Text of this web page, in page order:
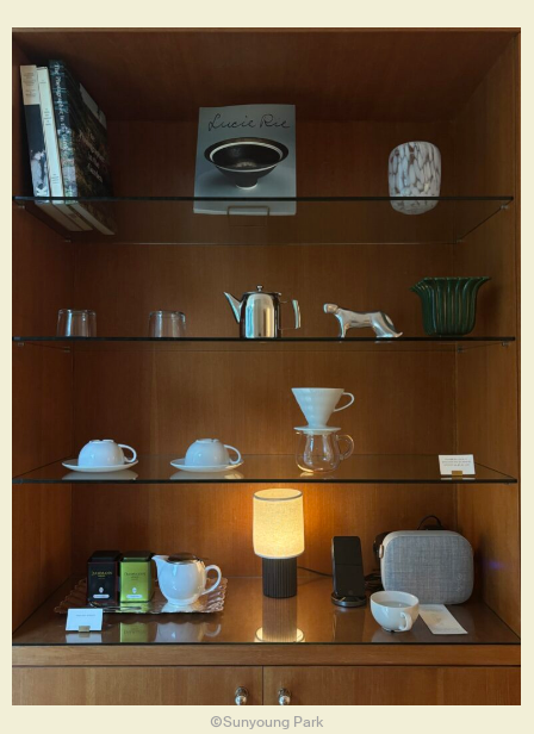
ⒸSunyoung Park